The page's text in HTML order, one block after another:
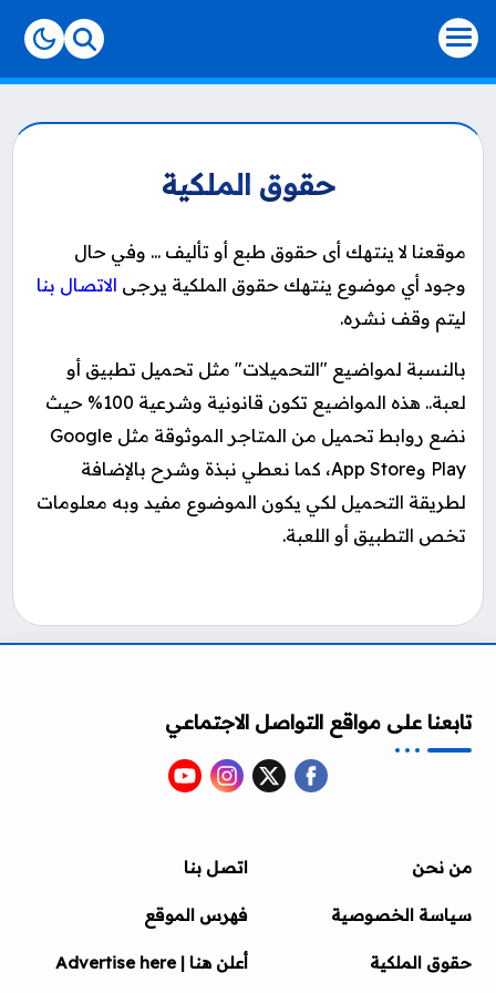
حقوق الملكية
وجود أي موضوع ينتهك حقوق الملكية يرجى الاتصال بنا
ليتم وقف نشره.
بالنسبة لمواضيع "التحميلات" مثل تحميل تطبيق أو
لعبة.. هذه المواضيع تكون قانونية وشرعية 100% حيث
نضع روابط تحميل من المتاجر الموثوقة مثل Google
Play وApp Store، كما نعطي نبذة وشرح بالإضافة
لطريقة التحميل لكي يكون الموضوع مفيد وبه معلومات
تخص التطبيق أو اللعبة.
تابعنا على مواقع التواصل الاجتماعي
من نحن اتصل بنا
سياسة الخصوصية فهرس الموقع
حقوق الملكية أعلن هنا | Advertise here